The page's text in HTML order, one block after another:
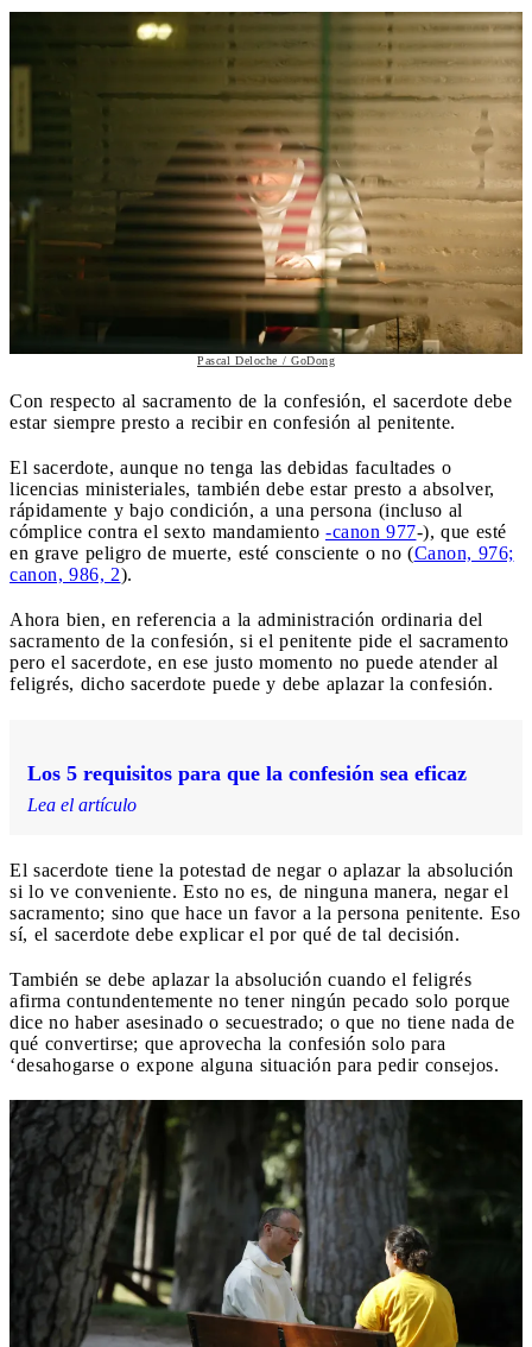
Pascal Deloche / GoDong
Con respecto al sacramento de la confesión, el sacerdote debe
estar siempre presto a recibir en confesión al penitente.
El sacerdote, aunque no tenga las debidas facultades o
licencias ministeriales, también debe estar presto a absolver,
rápidamente y bajo condición, a una persona (incluso al
cómplice contra el sexto mandamiento -canon 977-), que esté
en grave peligro de muerte, esté consciente o no (Canon, 976;
canon, 986, 2).
Ahora bien, en referencia a la administración ordinaria del
sacramento de la confesión, si el penitente pide el sacramento
pero el sacerdote, en ese justo momento no puede atender al
feligrés, dicho sacerdote puede y debe aplazar la confesión.
Los 5 requisitos para que la confesión sea eficaz
Lea el artículo
El sacerdote tiene la potestad de negar o aplazar la absolución
si lo ve conveniente. Esto no es, de ninguna manera, negar el
sacramento; sino que hace un favor a la persona penitente. Eso
sí, el sacerdote debe explicar el por qué de tal decisión.
También se debe aplazar la absolución cuando el feligrés
afirma contundentemente no tener ningún pecado solo porque
dice no haber asesinado o secuestrado; o que no tiene nada de
qué convertirse; que aprovecha la confesión solo para
‘desahogarse o expone alguna situación para pedir consejos.